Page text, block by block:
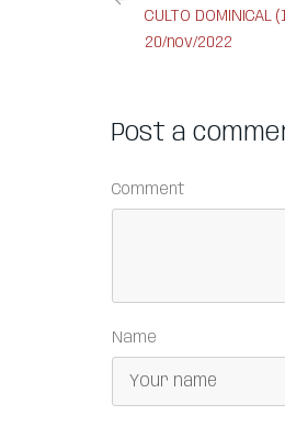
CULTO
20/nov/2022
Post a
Comment
Name